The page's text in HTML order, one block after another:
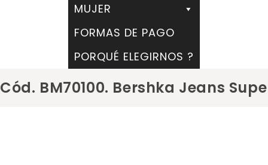
MUJER
FORMAS DE PAGO
PORQUÉ ELEGIRNOS ?
Cód. BM70100. Bershka Jeans